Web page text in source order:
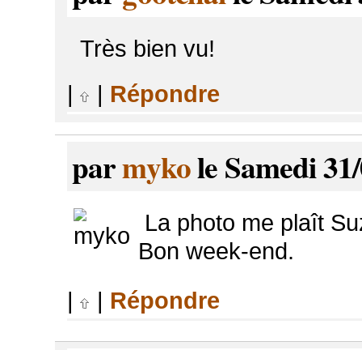
Très bien vu!
|
| Répondre
parmykole Samedi
La photo me plaît
Bon week-end.
|
| Répondre